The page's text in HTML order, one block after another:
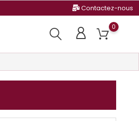
Contactez-nous
0